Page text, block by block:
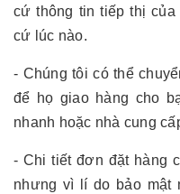
cứ thông tin tiếp thị
cứ lúc nào.
- Chúng tôi có thể
để họ giao hàng cho
nhanh hoặc nhà cung
- Chi tiết đơn đặt hàng
nhưng vì lí do bảo mật